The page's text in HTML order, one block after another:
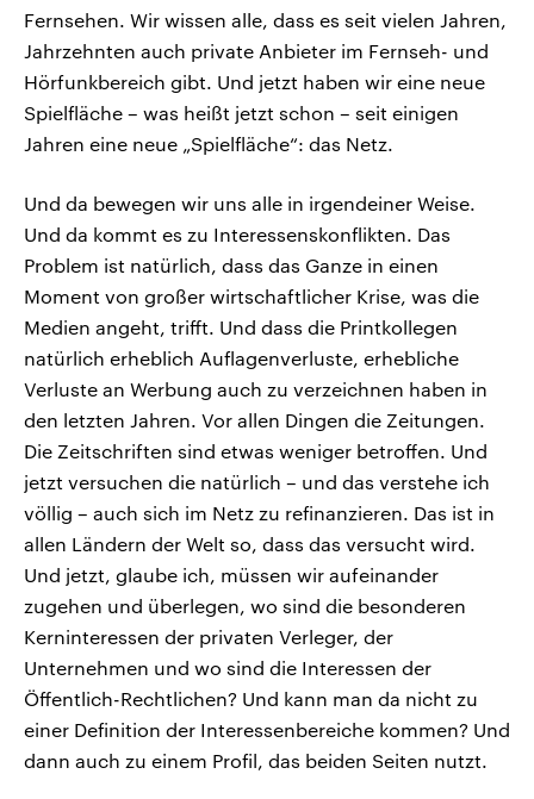
Fernsehen. Wir wissen alle, dass es seit vielen Jahren,
Jahrzehnten auch private Anbieter im Fernseh- und
Hörfunkbereich gibt. Und jetzt haben wir eine neue
Spielfläche – was heißt jetzt schon – seit einigen
Jahren eine neue „Spielfläche“: das Netz.
Und da bewegen wir uns alle in irgendeiner Weise.
Und da kommt es zu Interessenskonflikten. Das
Problem ist natürlich, dass das Ganze in einen
Moment von großer wirtschaftlicher Krise, was die
Medien angeht, trifft. Und dass die Printkollegen
natürlich erheblich Auflagenverluste, erhebliche
Verluste an Werbung auch zu verzeichnen haben in
den letzten Jahren. Vor allen Dingen die Zeitungen.
Die Zeitschriften sind etwas weniger betroffen. Und
jetzt versuchen die natürlich – und das verstehe ich
völlig – auch sich im Netz zu refinanzieren. Das ist in
allen Ländern der Welt so, dass das versucht wird.
Und jetzt, glaube ich, müssen wir aufeinander
zugehen und überlegen, wo sind die besonderen
Kerninteressen der privaten Verleger, der
Unternehmen und wo sind die Interessen der
Öffentlich-Rechtlichen? Und kann man da nicht zu
einer Definition der Interessenbereiche kommen? Und
dann auch zu einem Profil, das beiden Seiten nutzt.